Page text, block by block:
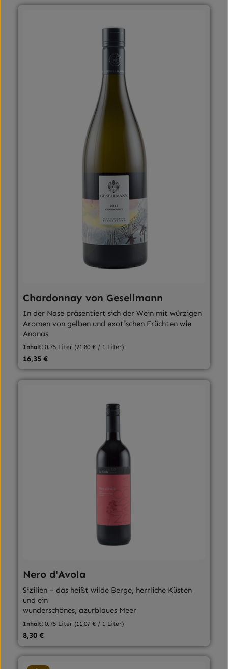
Chardonnay von Gesellmann
In der Nase präsentiert sich der Wein mit würzigen
Aromen von gelben und exotischen Früchten wie
Ananas
Inhalt:0.75 Liter (21,80 € / 1 Liter)
Regulärer Preis:
16,35 €
Nero d'Avola
Sizilien – das heißt wilde Berge, herrliche Küsten
und ein
wunderschönes, azurblaues Meer
Inhalt:0.75 Liter (11,07 € / 1 Liter)
Regulärer Preis:
8,30 €